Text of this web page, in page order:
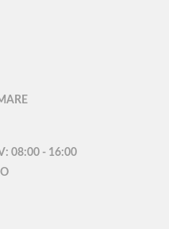
08:00 - 16:00